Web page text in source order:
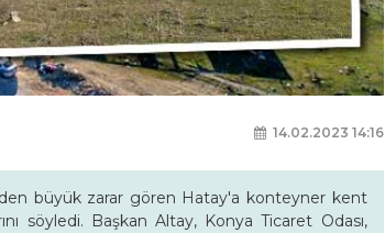
14.02.2023 14:16
büyük zarar gören Hatay'a konteyner kent
söyledi. Başkan Altay, Konya Ticaret Odası,